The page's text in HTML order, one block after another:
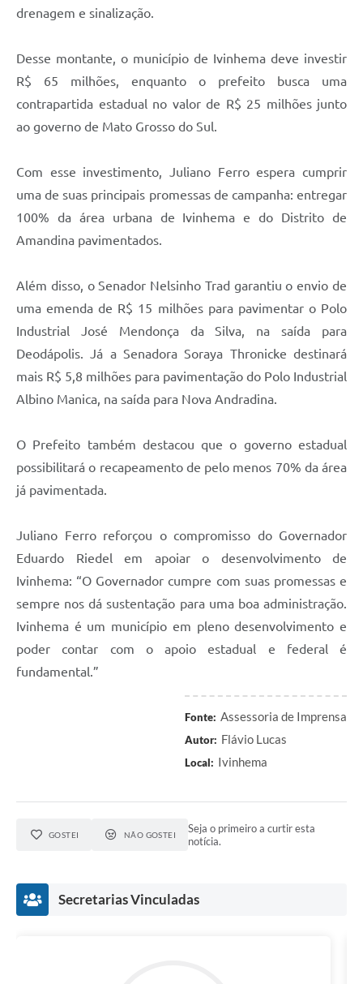
drenagem e sinalização.
Desse montante, o município de Ivinhema deve investir
R$ 65 milhões, enquanto o prefeito busca uma
contrapartida estadual no valor de R$ 25 milhões junto
ao governo de Mato Grosso do Sul.
Com esse investimento, Juliano Ferro espera cumprir
uma de suas principais promessas de campanha: entregar
100% da área urbana de Ivinhema e do Distrito de
Amandina pavimentados.
Além disso, o Senador Nelsinho Trad garantiu o envio de
uma emenda de R$ 15 milhões para pavimentar o Polo
Industrial José Mendonça da Silva, na saída para
Deodápolis. Já a Senadora Soraya Thronicke destinará
mais R$ 5,8 milhões para pavimentação do Polo Industrial
Albino Manica, na saída para Nova Andradina.
O Prefeito também destacou que o governo estadual
possibilitará o recapeamento de pelo menos 70% da área
já pavimentada.
Juliano Ferro reforçou o compromisso do Governador
Eduardo Riedel em apoiar o desenvolvimento de
Ivinhema: “O Governador cumpre com suas promessas e
sempre nos dá sustentação para uma boa administração.
Ivinhema é um município em pleno desenvolvimento e
poder contar com o apoio estadual e federal é
fundamental.”
Fonte: Assessoria de Imprensa
Autor: Flávio Lucas
Local: Ivinhema
GOSTEI NÃO GOSTEI
Seja o primeiro a curtir esta
notícia.
Secretarias Vinculadas